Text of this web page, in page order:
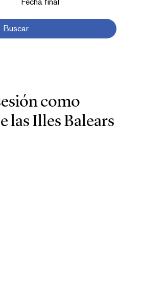
Buscar
como
las Illes Balears